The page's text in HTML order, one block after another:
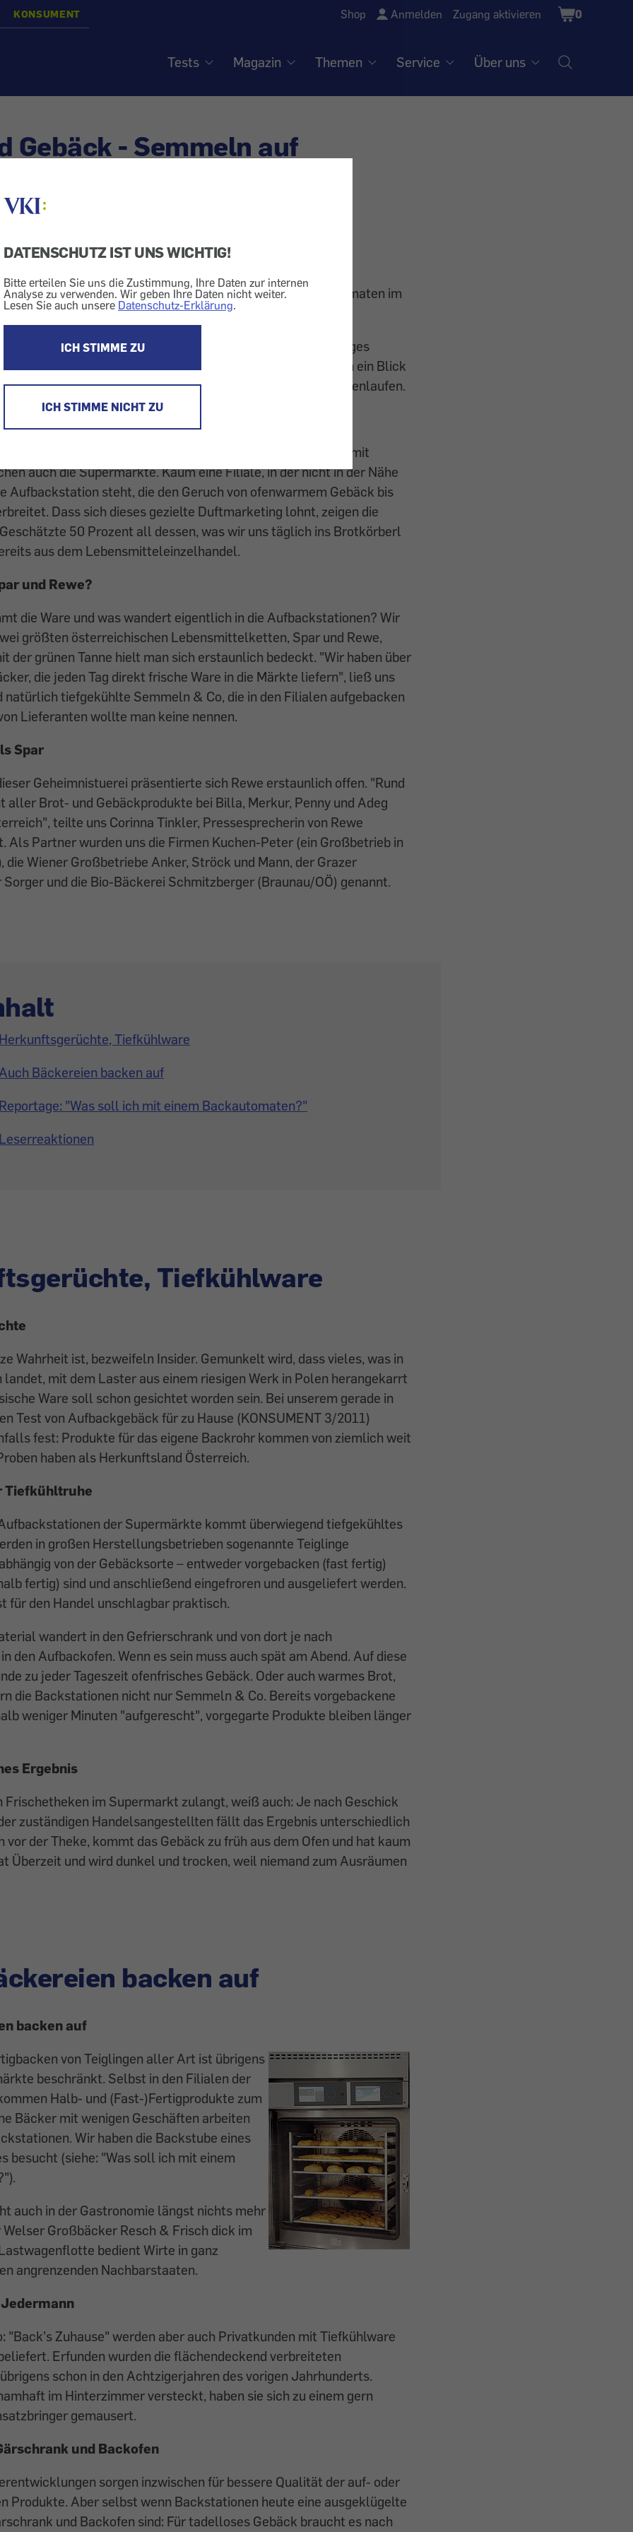
DATENSCHUTZ IST UNS WICHTIG!
Bitte erteilen Sie uns die Zustimmung, Ihre Daten zur internen
Analyse zu verwenden. Wir geben Ihre Daten nicht weiter.
Lesen Sie auch unsere Datenschutz-Erklärung.
ICH STIMME ZU
ICH STIMME NICHT ZU
KONSUMENT Shop Anmelden Zugang aktivieren
Shopping
Cart
0
Tests Magazin Themen Service Über uns
Gebäck - Semmeln auf
Lebensmittel Brot Tiefkühlprodukt Backware
kommt frisches Gebäck immer öfter aus dem Aufbackautomaten im
und Mohnflesserl, Vollkornweckerl oder ein Laib saftiges
und Gebäck sind in Österreich Grundnahrungsmittel. Schon ein Blick
kleinen Bäckerei lässt einem das Wasser im Mund zusammenlaufen.
ist aber der Duft nach frischen Backwaren. Genau damit
auch die Supermärkte. Kaum eine Filiale, in der nicht in der Nähe
Aufbackstation steht, die den Geruch von ofenwarmem Gebäck bis
Dass sich dieses gezielte Duftmarketing lohnt, zeigen die
50 Prozent all dessen, was wir uns täglich ins Brotkörberl
aus dem Lebensmitteleinzelhandel.
und Rewe?
die Ware und was wandert eigentlich in die Aufbackstationen? Wir
größten österreichischen Lebensmittelketten, Spar und Rewe,
der grünen Tanne hielt man sich erstaunlich bedeckt. "Wir haben über
die jeden Tag direkt frische Ware in die Märkte liefern", ließ uns
natürlich tiefgekühlte Semmeln & Co, die in den Filialen aufgebacken
Lieferanten wollte man keine nennen.
Spar
Geheimnistuerei präsentierte sich Rewe erstaunlich offen. "Rund
aller Brot- und Gebäckprodukte bei Billa, Merkur, Penny und Adeg
teilte uns Corinna Tinkler, Pressesprecherin von Rewe
Als Partner wurden uns die Firmen Kuchen-Peter (ein Großbetrieb in
die Wiener Großbetriebe Anker, Ströck und Mann, der Grazer
und die Bio-Bäckerei Schmitzberger (Braunau/OÖ) genannt.
Tiefkühlware
Bäckereien backen auf
"Was soll ich mit einem Backautomaten?"
Tiefkühlware
Wahrheit ist, bezweifeln Insider. Gemunkelt wird, dass vieles, was in
mit dem Laster aus einem riesigen Werk in Polen herangekarrt
Ware soll schon gesichtet worden sein. Bei unserem gerade in
Test von Aufbackgebäck für zu Hause (KONSUMENT 3/2011)
fest: Produkte für das eigene Backrohr kommen von ziemlich weit
haben als Herkunftsland Österreich.
Tiefkühltruhe
der Supermärkte kommt überwiegend tiefgekühltes
in großen Herstellungsbetrieben sogenannte Teiglinge
von der Gebäcksorte – entweder vorgebacken (fast fertig)
fertig) sind und anschließend eingefroren und ausgeliefert werden.
für den Handel unschlagbar praktisch.
wandert in den Gefrierschrank und von dort je nach
den Aufbackofen. Wenn es sein muss auch spät am Abend. Auf diese
zu jeder Tageszeit ofenfrisches Gebäck. Oder auch warmes Brot,
die Backstationen nicht nur Semmeln & Co. Bereits vorgebackene
weniger Minuten "aufgerescht", vorgegarte Produkte bleiben länger
Ergebnis
Frischetheken im Supermarkt zulangt, weiß auch: Je nach Geschick
zuständigen Handelsangestellten fällt das Ergebnis unterschiedlich
vor der Theke, kommt das Gebäck zu früh aus dem Ofen und hat kaum
Überzeit und wird dunkel und trocken, weil niemand zum Ausräumen
backen auf
backen auf
von Teiglingen aller Art ist übrigens
beschränkt. Selbst in den Filialen der
Halb- und (Fast-)Fertigprodukte zum
Bäcker mit wenigen Geschäften arbeiten
Wir haben die Backstube eines
besucht (siehe: "Was soll ich mit einem
auch in der Gastronomie längst nichts mehr
Welser Großbäcker Resch & Frisch dick im
bedient Wirte in ganz
angrenzenden Nachbarstaaten.
"Back’s Zuhause" werden aber auch Privatkunden mit Tiefkühlware
Erfunden wurden die flächendeckend verbreiteten
schon in den Achtzigerjahren des vorigen Jahrhunderts.
im Hinterzimmer versteckt, haben sie sich zu einem gern
gemausert.
und Backofen
sorgen inzwischen für bessere Qualität der auf- oder
Produkte. Aber selbst wenn Backstationen heute eine ausgeklügelte
und Backofen sind: Für tadelloses Gebäck braucht es nach